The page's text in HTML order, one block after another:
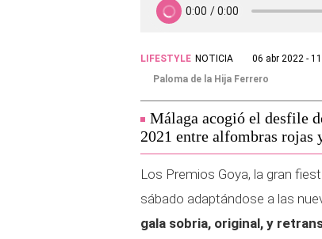
LIFESTYLE NOTICIA
06 abr 2022 -
Paloma de la Hija Ferrero
Málaga acogió el desfile
2021 entre alfombras rojas
Los Premios Goya, la gran
sábado adaptándose a las
gala sobria, original, y